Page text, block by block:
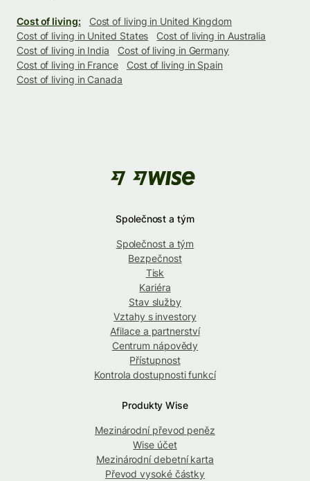
Cost of living:
Cost of living in United Kingdom
Cost of living in United States
Cost of living in Australia
Cost of living in India
Cost of living in Germany
Cost of living in France
Cost of living in Spain
Cost of living in Canada
Společnost a tým
Společnost a tým
Bezpečnost
Tisk
Kariéra
Stav služby
Vztahy s investory
Afilace a partnerství
Centrum nápovědy
Přístupnost
Kontrola dostupnosti funkcí
Produkty Wise
Mezinárodní převod peněz
Wise účet
Mezinárodní debetní karta
Převod vysoké částky